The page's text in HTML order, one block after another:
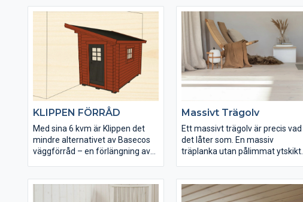
dimensionerat.
KLIPPEN FÖRRÅD
Med sina 6 kvm är Klippen det
mindre alternativet av Basecos
väggförråd – en förlängning av
även monteras fristående.
Massivt Trägolv
Ett massivt trägolv är precis vad
det låter som. En massiv
träplanka utan pålimmat ytskikt.
våra omgivningar. Långa kalla
vintrar ger trä med täta årsringar,